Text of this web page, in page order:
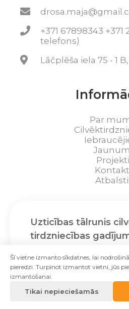
+371 67898343 +371
telefons)
Lāčplēša iela 75 - 1 B,
Par
Projekti
Uzticības tālrunis
tirdzniecības
+371 28612120
Šī vietne izmanto sīkdatnes, lai
pieredzi. Turpinot izmantot vietni, jūs
izmantošanai.
Tikai nepieciešamās